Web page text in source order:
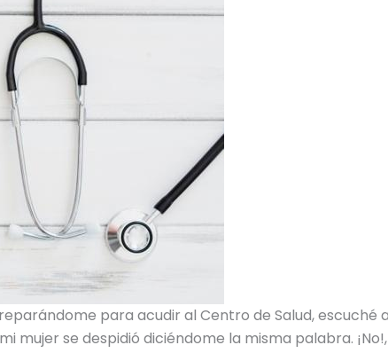
para acudir al Centro de Salud, escuché
mujer se despidió diciéndome la misma palabra.